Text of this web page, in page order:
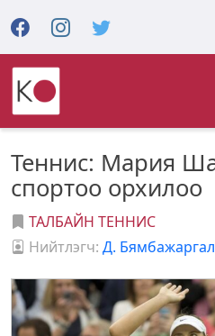
Теннис: Мария
спортоо орхилоо
ТАЛБАЙН ТЕННИС
Нийтлэгч: Д. Бямбажаргал